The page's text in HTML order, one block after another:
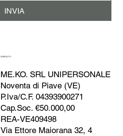
INVIA
CONTATTI
ME.KO. SRL UNIPERSONALE
Via Ettore Maiorana 32, 4
Noventa di Piave (VE)
P.Iva/C.F. 04393900271
Cap.Soc. €50.000,00
REA-VE409498